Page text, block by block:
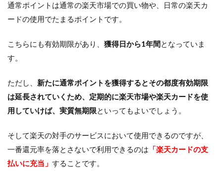
ポイ
期間
2
ま
と
め
通常ポイントは通常の楽天市場での買い物や、日常の楽天カ
ードの使用でたまるポイントです。
こちらにも有効期限があり、 獲得日から1年間となっていま
す。
ただし、 新たに通常ポイントを獲得するとその都度有効期限
は延長されていくため、定期的に楽天市場や楽天カードを使
用していけば、実質無期限といってもよいでしょう。
そして楽天の対手のサービスにおいて使用できるのですが、
一番還元率を落とさないで利用できるのは 「楽天カードの支
払いに充当」 することです。